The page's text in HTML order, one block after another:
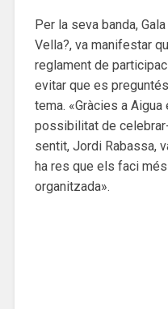
Per la seva banda,
Vella?, va manifestar
reglament de
evitar que es
tema. «Gràcies a
possibilitat de
sentit, Jordi Rabassa,
ha res que els faci
organitzada».